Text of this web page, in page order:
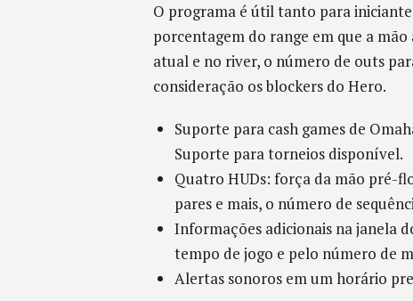
O programa é útil tanto para
porcentagem do range em que a
atual e no river, o número de outs
consideração os blockers do Hero.
Suporte para cash games de
Suporte para torneios disponível.
Quatro HUDs: força da mão pré-
pares e mais, o número de
Informações adicionais na janela
tempo de jogo e pelo número de
Alertas sonoros em um horário